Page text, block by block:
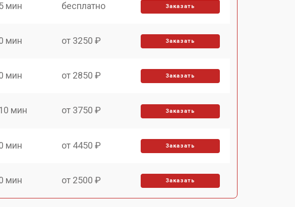
мин бесплатно Заказать
мин от 3250 ₽ Заказать
мин от 2850 ₽ Заказать
мин от 3750 ₽ Заказать
мин от 4450 ₽ Заказать
мин от 2500 ₽ Заказать